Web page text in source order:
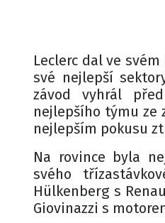
Leclerc dal ve
své nejlepší
závod vyhrál
nejlepšího týmu ze
nejlepším pokusu
Na rovince byla
svého
Hülkenberg s
Giovinazzi s